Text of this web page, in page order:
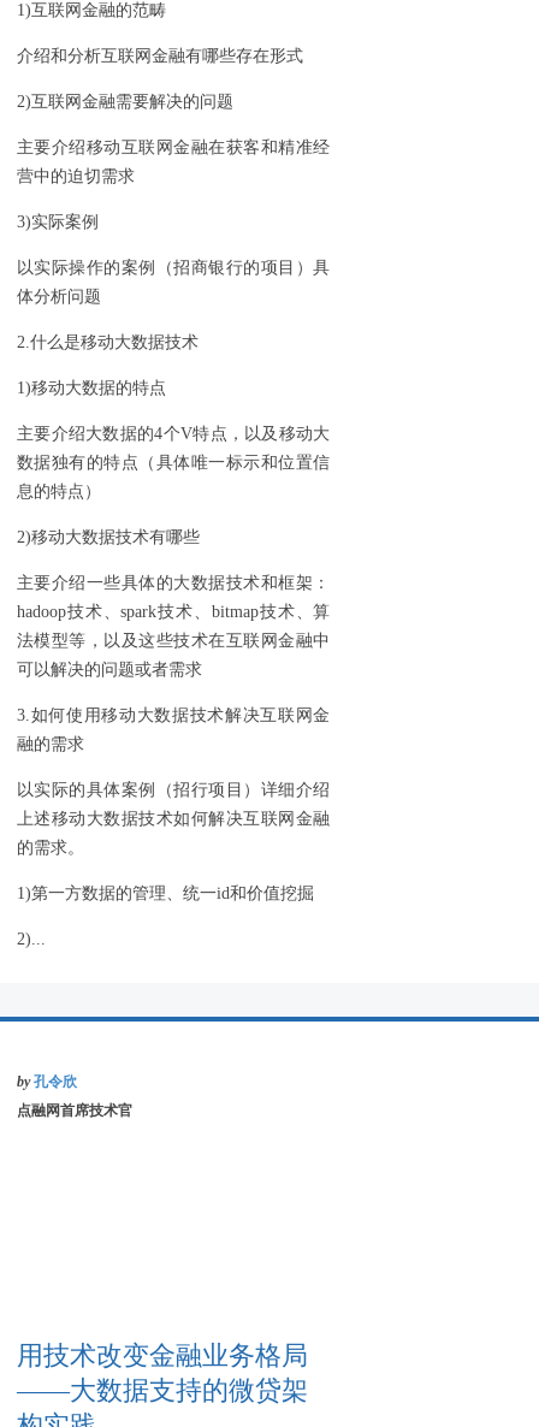
1)互联网金融的范畴
介绍和分析互联网金融有哪些存在形式
2)互联网金融需要解决的问题
主要介绍移动互联网金融在获客和精准经
营中的迫切需求
3)实际案例
以实际操作的案例（招商银行的项目）具
体分析问题
2.什么是移动大数据技术
1)移动大数据的特点
主要介绍大数据的4个V特点，以及移动大
数据独有的特点（具体唯一标示和位置信
息的特点）
2)移动大数据技术有哪些
主要介绍一些具体的大数据技术和框架：
hadoop技术、spark技术、bitmap技术、算
法模型等，以及这些技术在互联网金融中
可以解决的问题或者需求
3.如何使用移动大数据技术解决互联网金
融的需求
以实际的具体案例（招行项目）详细介绍
上述移动大数据技术如何解决互联网金融
的需求。
1)第一方数据的管理、统一id和价值挖掘
2)...
by 孔令欣
点融网首席技术官
用技术改变金融业务格局
——大数据支持的微贷架